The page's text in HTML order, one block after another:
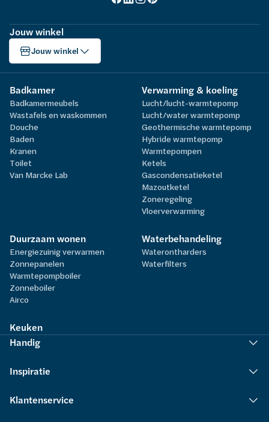
Jouw winkel
Jouw winkel
Badkamer
Badkamermeubels
Wastafels en waskommen
Douche
Baden
Kranen
Toilet
Van Marcke Lab
Verwarming & koeling
Lucht/lucht-warmtepomp
Lucht/water warmtepomp
Geothermische warmtepomp
Hybride warmtepomp
Warmtepompen
Ketels
Gascondensatieketel
Mazoutketel
Zoneregeling
Vloerverwarming
Duurzaam wonen
Energiezuinig verwarmen
Zonnepanelen
Warmtepompboiler
Zonneboiler
Airco
Waterbehandeling
Waterontharders
Waterfilters
Keuken
Handig
Inspiratie
Klantenservice